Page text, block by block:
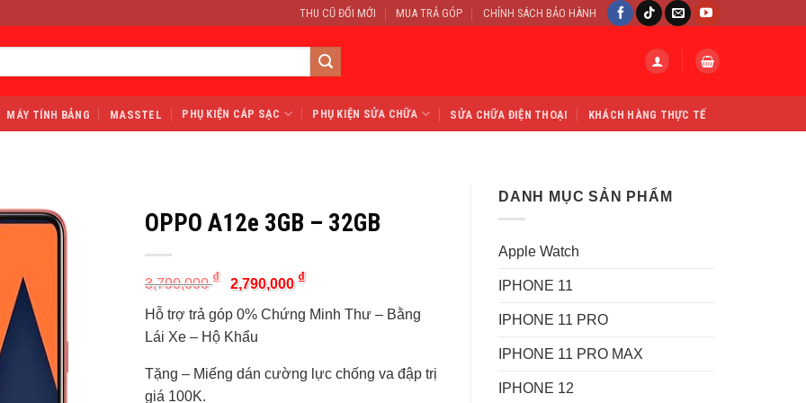
THU CŨ ĐỔI MỚI MUA TRẢ GÓP CHÍNH SÁCH BẢO HÀNH
MÁY TÍNH BẢNG MASSTEL PHỤ KIỆN CÁP SẠC PHỤ KIỆN SỬA CHỮA SỬA CHỮA ĐIỆN THOẠI KHÁCH HÀNG THỰC TẾ
DANH MỤC SẢN PHẨM
Apple Watch
IPHONE 11
IPHONE 11 PRO
IPHONE 11 PRO MAX
IPHONE 12
OPPO A12e 3GB – 32GB
3,790,000₫
Original
price
was:
3,790,000 ₫.
2,790,000 ₫Current
is:
2,790,000 ₫.
Hỗ trợ trả góp 0% Chứng Minh Thư – Bằng
Lái Xe – Hộ Khẩu
Tặng – Miếng dán cường lực chống va đập trị
giá 100K.